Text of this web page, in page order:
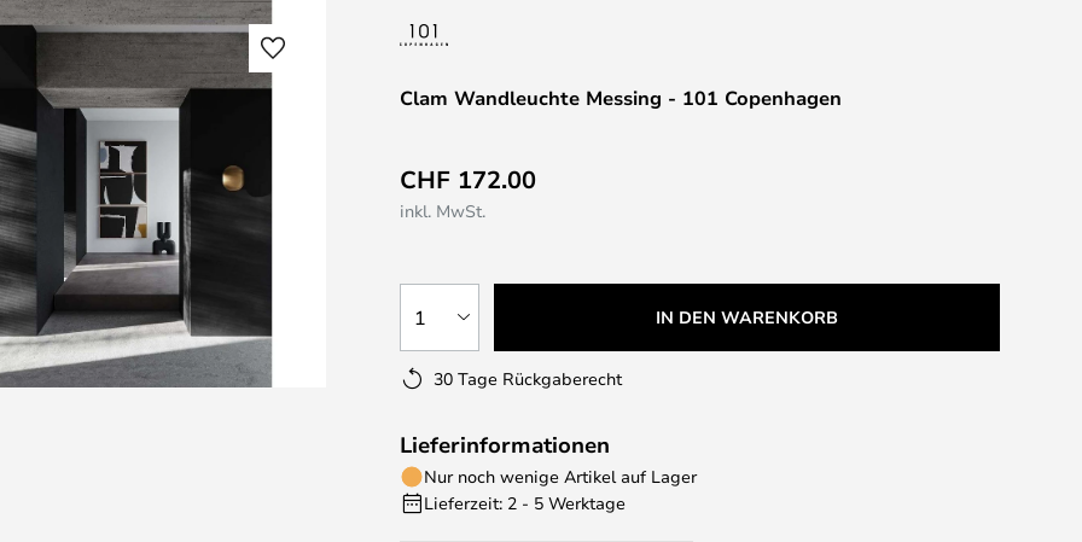
Clam Wandleuchte Messing - 101 Copenhagen
CHF 172.00
inkl. MwSt.
1 IN DEN WARENKORB
30 Tage Rückgaberecht
Lieferinformationen
Nur noch wenige Artikel auf Lager
Lieferzeit: 2 - 5 Werktage